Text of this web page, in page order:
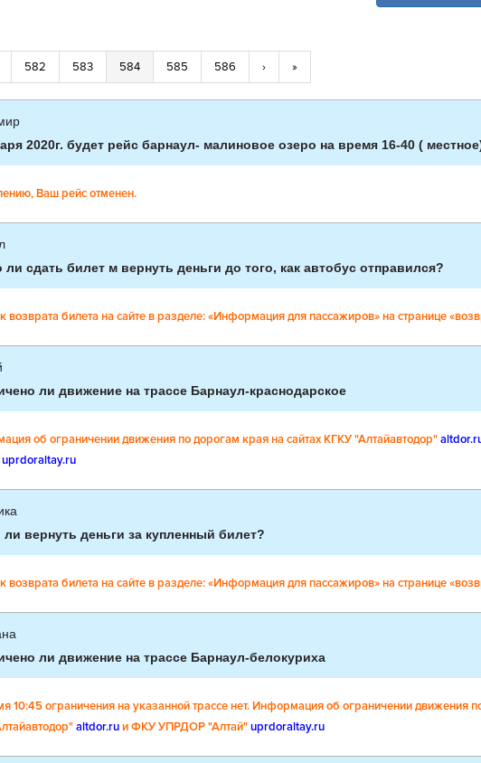
582 583 584 585 586 › »
2020г. будет рейс барнаул- малиновое озеро на время 16-40 (
Ваш рейс отменен.
сдать билет м вернуть деньги до того, как автобус отправился?
возврата билета на сайте в разделе: «Информация для пассажиров» на странице
ли движение на трассе Барнаул-краснодарское
об ограничении движения по дорогам края на сайтах КГКУ "Алтайавтодор"
uprdoraltay.ru
вернуть деньги за купленный билет?
возврата билета на сайте в разделе: «Информация для пассажиров» на странице
ли движение на трассе Барнаул-белокуриха
10:45 ограничения на указанной трассе нет. Информация об ограничении движения
altdor.ruи ФКУ УПРДОР "Алтай"uprdoraltay.ru